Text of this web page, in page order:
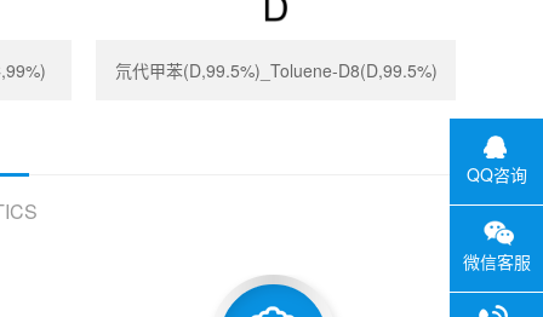
氘代甲苯(D,99.5%)_Toluene-D8(D,99.5%)
QQ咨询
微信客服